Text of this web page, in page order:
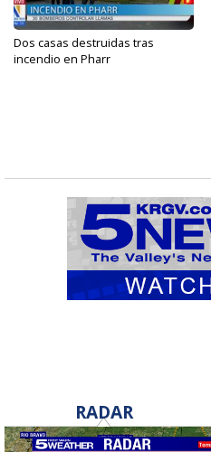
Dos casas destruidas tras
incendio en Pharr
RADAR